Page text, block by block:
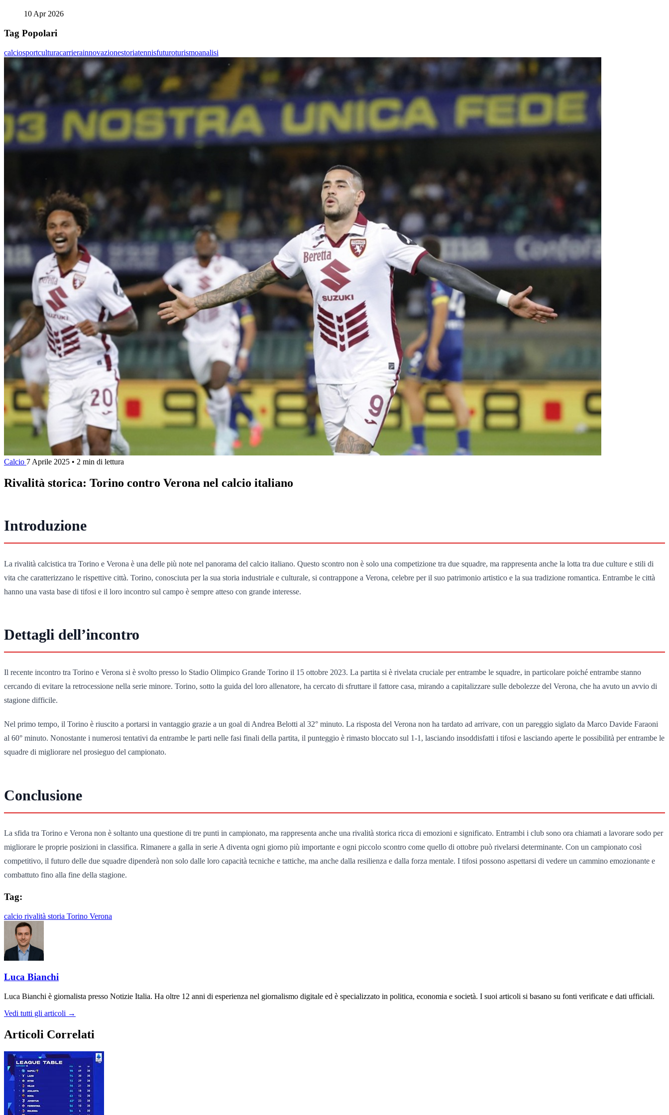
10 Apr 2026
Tag Popolari
calciosportculturacarrierainnovazionestoriatennisfuturoturismoanalisi
Calcio 7 Aprile 2025 • 2 min di lettura
Rivalità storica: Torino contro Verona nel calcio italiano
Introduzione
La rivalità calcistica tra Torino e Verona è una delle più note nel panorama del calcio italiano. Questo scontro non è solo una competizione tra due squadre, ma rappresenta anche la lotta tra due culture e stili di
vita che caratterizzano le rispettive città. Torino, conosciuta per la sua storia industriale e culturale, si contrappone a Verona, celebre per il suo patrimonio artistico e la sua tradizione romantica. Entrambe le città
hanno una vasta base di tifosi e il loro incontro sul campo è sempre atteso con grande interesse.
Dettagli dell’incontro
Il recente incontro tra Torino e Verona si è svolto presso lo Stadio Olimpico Grande Torino il 15 ottobre 2023. La partita si è rivelata cruciale per entrambe le squadre, in particolare poiché entrambe stanno
cercando di evitare la retrocessione nella serie minore. Torino, sotto la guida del loro allenatore, ha cercato di sfruttare il fattore casa, mirando a capitalizzare sulle debolezze del Verona, che ha avuto un avvio di
stagione difficile.
Nel primo tempo, il Torino è riuscito a portarsi in vantaggio grazie a un goal di Andrea Belotti al 32° minuto. La risposta del Verona non ha tardato ad arrivare, con un pareggio siglato da Marco Davide Faraoni
al 60° minuto. Nonostante i numerosi tentativi da entrambe le parti nelle fasi finali della partita, il punteggio è rimasto bloccato sul 1-1, lasciando insoddisfatti i tifosi e lasciando aperte le possibilità per entrambe le
squadre di migliorare nel prosieguo del campionato.
Conclusione
La sfida tra Torino e Verona non è soltanto una questione di tre punti in campionato, ma rappresenta anche una rivalità storica ricca di emozioni e significato. Entrambi i club sono ora chiamati a lavorare sodo per
migliorare le proprie posizioni in classifica. Rimanere a galla in serie A diventa ogni giorno più importante e ogni piccolo scontro come quello di ottobre può rivelarsi determinante. Con un campionato così
competitivo, il futuro delle due squadre dipenderà non solo dalle loro capacità tecniche e tattiche, ma anche dalla resilienza e dalla forza mentale. I tifosi possono aspettarsi di vedere un cammino emozionante e
combattuto fino alla fine della stagione.
Tag:
calcio rivalità storia Torino Verona
Luca Bianchi
Luca Bianchi è giornalista presso Notizie Italia. Ha oltre 12 anni di esperienza nel giornalismo digitale ed è specializzato in politica, economia e società. I suoi articoli si basano su fonti verificate e dati ufficiali.
Vedi tutti gli articoli →
Articoli Correlati